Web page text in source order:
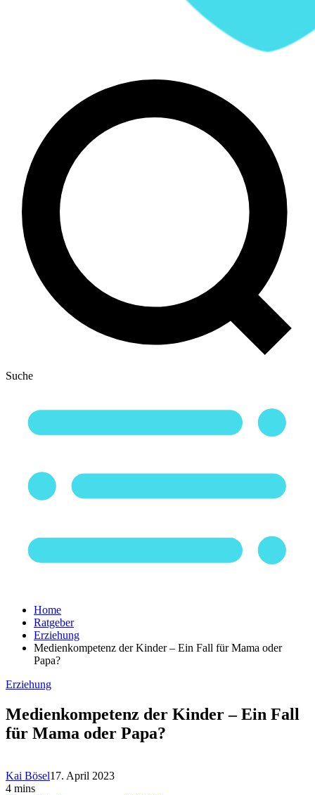
Suche
Home
Ratgeber
Erziehung
Medienkompetenz der Kinder – Ein Fall für Mama oder
Papa?
Erziehung
Medienkompetenz der Kinder – Ein Fall
für Mama oder Papa?
Kai Bösel17. April 2023
4 mins